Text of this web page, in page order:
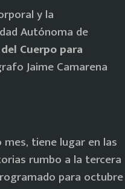
y la
Autónoma de
Cuerpo para
Jaime Camarena
mes, tiene lugar en las
rumbo a la tercera
para octubre